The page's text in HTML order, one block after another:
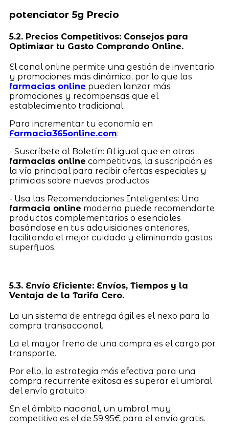
potenciator 5g Precio
5.2. Precios Competitivos: Consejos para
Optimizar tu Gasto Comprando Online.
El canal online permite una gestión de inventario
y promociones más dinámica, por lo que las
farmacias online pueden lanzar más
promociones y recompensas que el
establecimiento tradicional.
Para incrementar tu economía en
Farmacia365online.com:
- Suscríbete al Boletín: Al igual que en otras
farmacias online competitivas, la suscripción es
la vía principal para recibir ofertas especiales y
primicias sobre nuevos productos.
- Usa las Recomendaciones Inteligentes: Una
farmacia online moderna puede recomendarte
productos complementarios o esenciales
basándose en tus adquisiciones anteriores,
facilitando el mejor cuidado y eliminando gastos
superfluos.
5.3. Envío Eficiente: Envíos, Tiempos y la
Ventaja de la Tarifa Cero.
La un sistema de entrega ágil es el nexo para la
compra transaccional.
La el mayor freno de una compra es el cargo por
transporte.
Por ello, la estrategia más efectiva para una
compra recurrente exitosa es superar el umbral
del envío gratuito.
En el ámbito nacional, un umbral muy
competitivo es el de 59,95€ para el envío gratis.